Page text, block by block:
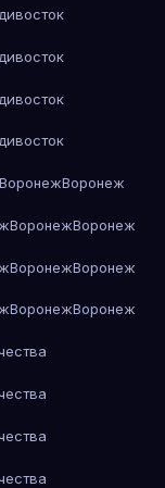
ВоронежВоронеж
ВоронежВоронеж
ВоронежВоронеж
ВоронежВоронеж